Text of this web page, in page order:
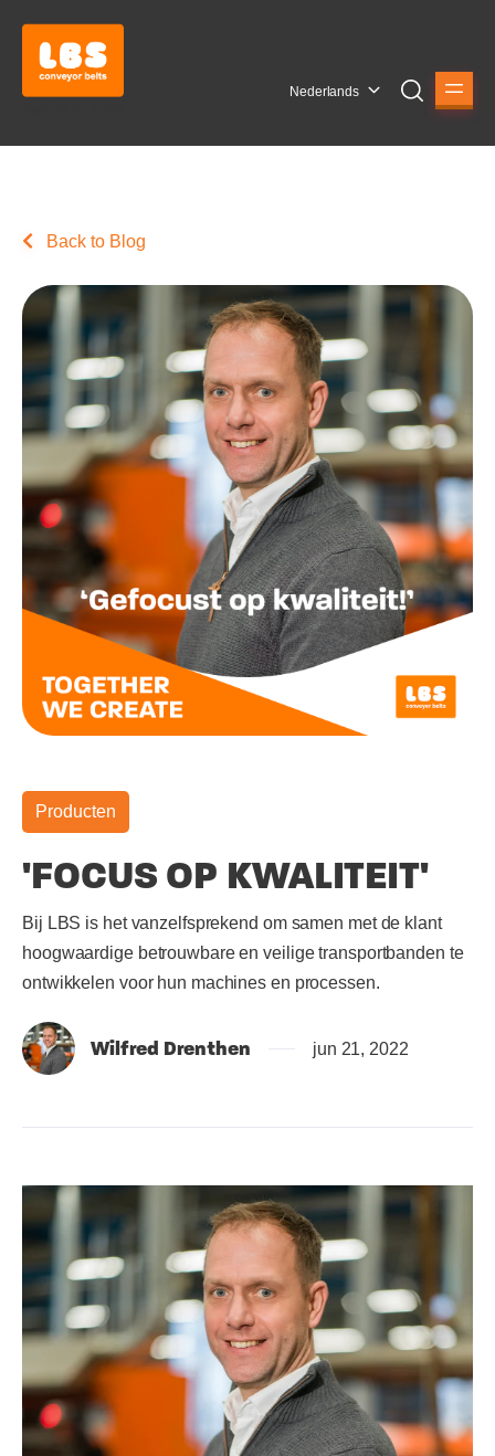
Nederlands
Back to Blog
Producten
'FOCUS OP KWALITEIT'
Bij LBS is het vanzelfsprekend om samen met de klant
hoogwaardige betrouwbare en veilige transportbanden te
ontwikkelen voor hun machines en processen.
Wilfred Drenthen jun 21, 2022